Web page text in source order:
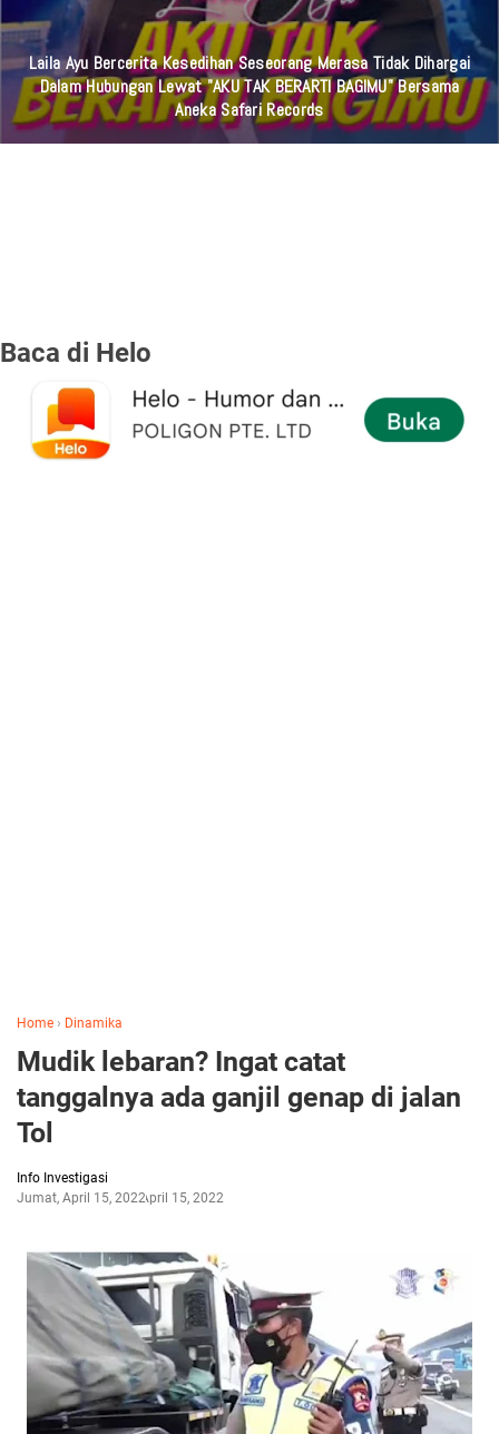
Laila Ayu Bercerita Kesedihan Seseorang Merasa Tidak Dihargai
Dalam Hubungan Lewat "AKU TAK BERARTI BAGIMU" Bersama
Aneka Safari Records
Baca di Helo
Home › Dinamika
Mudik lebaran? Ingat catat
tanggalnya ada ganjil genap di jalan
Tol
Info Investigasi
Jumat, April 15, 2022April 15, 2022